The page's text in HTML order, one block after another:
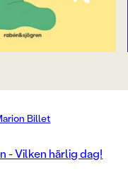
Billet
- Vilken härlig dag!